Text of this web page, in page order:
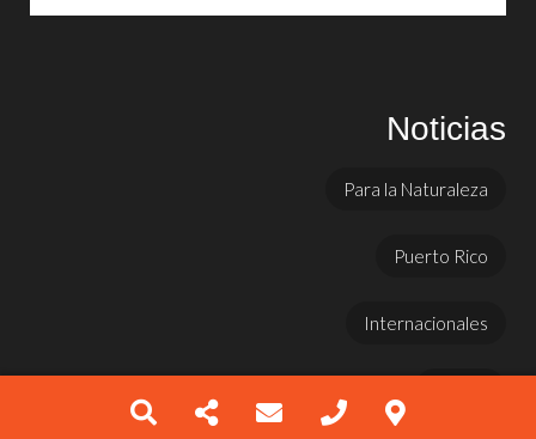
Noticias
Para la Naturaleza
Puerto Rico
Internacionales